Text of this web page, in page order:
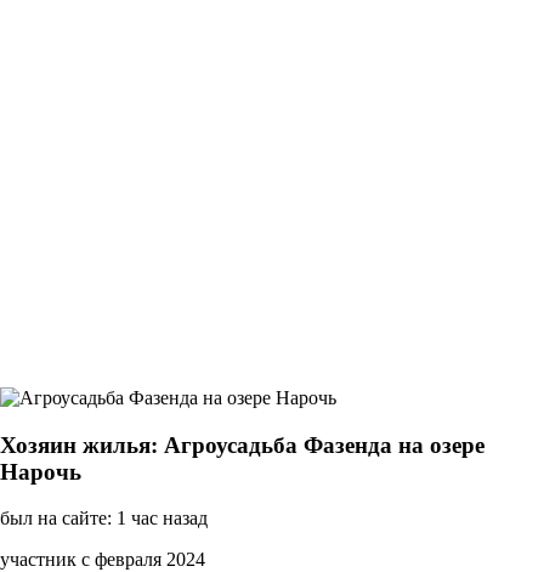
Хозяин жилья: Агроусадьба Фазенда на озере
Нарочь
был на сайте: 1 час назад
участник с февраля 2024